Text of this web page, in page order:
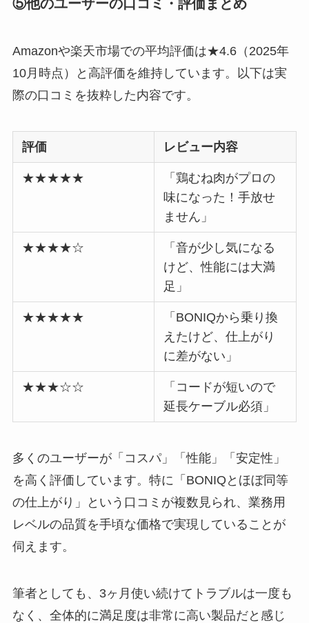
⑤他のユーザーの口コミ・評価まとめ
Amazonや楽天市場での平均評価は★4.6（2025年
10月時点）と高評価を維持しています。以下は実
際の口コミを抜粋した内容です。
評価 レビュー内容
★★★★★
「鶏むね肉がプロの
味になった！手放せ
ません」
★★★★☆
「音が少し気になる
けど、性能には大満
足」
★★★★★
「BONIQから乗り換
えたけど、仕上がり
に差がない」
★★★☆☆
「コードが短いので
延長ケーブル必須」
多くのユーザーが「コスパ」「性能」「安定性」
を高く評価しています。特に「BONIQとほぼ同等
の仕上がり」という口コミが複数見られ、業務用
レベルの品質を手頃な価格で実現していることが
伺えます。
筆者としても、3ヶ月使い続けてトラブルは一度も
なく、全体的に満足度は非常に高い製品だと感じ